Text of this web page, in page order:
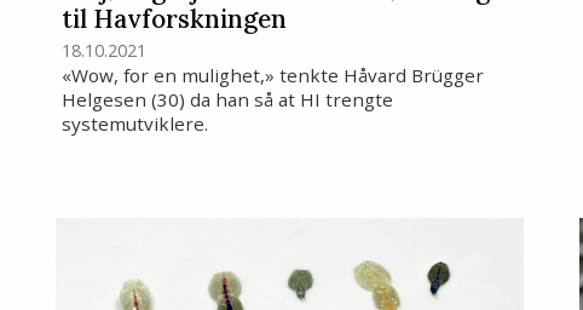
til Havforskningen
18.10.2021
«Wow, for en mulighet,» tenkte Håvard Brügger
Helgesen (30) da han så at HI trengte
systemutviklere.